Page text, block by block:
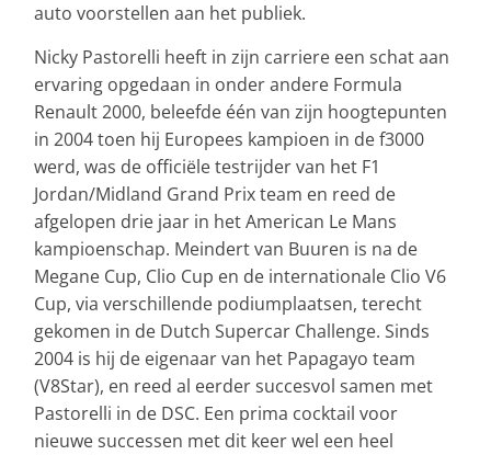
auto voorstellen aan het publiek.
Nicky Pastorelli heeft in zijn carriere een schat aan
ervaring opgedaan in onder andere Formula
Renault 2000, beleefde één van zijn hoogtepunten
in 2004 toen hij Europees kampioen in de f3000
werd, was de officiële testrijder van het F1
Jordan/Midland Grand Prix team en reed de
afgelopen drie jaar in het American Le Mans
kampioenschap. Meindert van Buuren is na de
Megane Cup, Clio Cup en de internationale Clio V6
Cup, via verschillende podiumplaatsen, terecht
gekomen in de Dutch Supercar Challenge. Sinds
2004 is hij de eigenaar van het Papagayo team
(V8Star), en reed al eerder succesvol samen met
Pastorelli in de DSC. Een prima cocktail voor
nieuwe successen met dit keer wel een heel